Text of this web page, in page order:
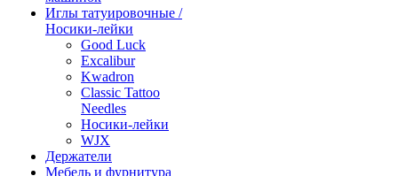
Иглы татуировочные /
Носики-лейки
Good Luck
Excalibur
Kwadron
Classic Tattoo
Needles
Носики-лейки
WJX
Держатели
Мебель и фурнитура